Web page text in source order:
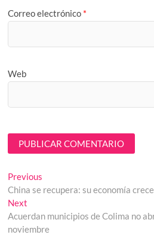
Correo electrónico *
Web
Navegación
de
entradas
Previous
post:
China se recupera: su economía
Next
post:
Acuerdan municipios de Colima no
noviembre